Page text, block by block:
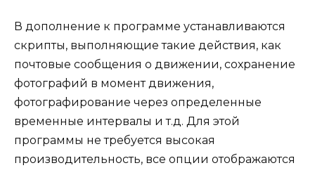
В дополнение к программе устанавливаются
скрипты, выполняющие такие действия, как
почтовые сообщения о движении, сохранение
фотографий в момент движения,
фотографирование через определенные
временные интервалы и т.д. Для этой
программы не требуется высокая
производительность, все опции отображаются